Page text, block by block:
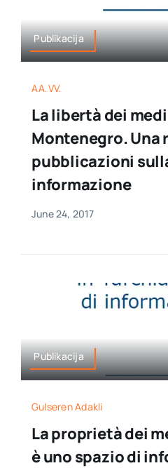
Publikacija
AA.VV.
La libertà dei
Montenegro. Una
pubblicazioni
informazione
June 24, 2017
Publikacija
Gulseren Adakli
La proprietà dei
è uno spazio di